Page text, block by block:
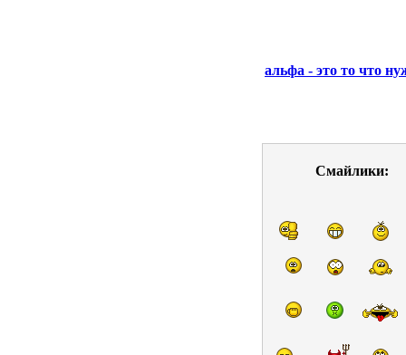
альфа - это то что
Смайлики: